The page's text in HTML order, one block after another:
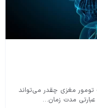
تومور مغزی چقدر می‌تواند
مدت زمان…